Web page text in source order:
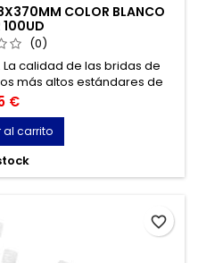
COLOR BLANCO
100UD
(0)
calidad de las bridas de
más altos estándares de
de acuerdo con la norma
el marcado CE y con
UL.
€
al carrito
favorite_border